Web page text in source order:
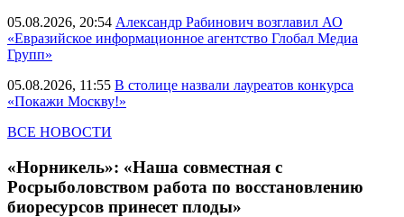
05.08.2026, 20:54 Александр Рабинович возглавил АО
«Евразийское информационное агентство Глобал Медиа
Групп»
05.08.2026, 11:55 В столице назвали лауреатов конкурса
«Покажи Москву!»
ВСЕ НОВОСТИ
«Норникель»: «Наша совместная с
Росрыболовством работа по восстановлению
биоресурсов принесет плоды»